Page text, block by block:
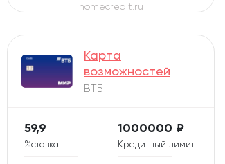
homecredit.ru
Карта
возможностей
ВТБ
%ставка
59,9
Кредитный лимит
1000000 ₽